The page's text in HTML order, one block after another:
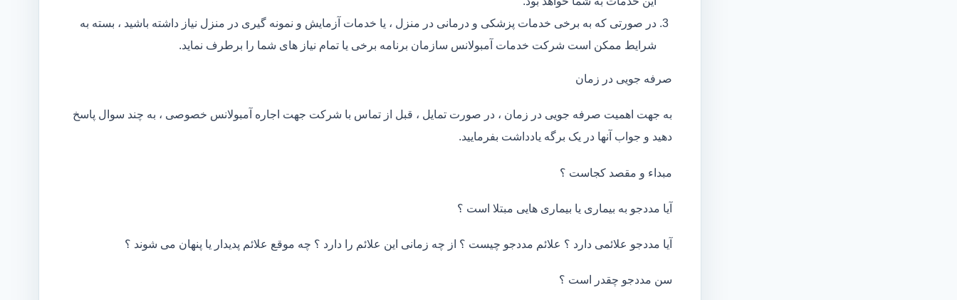
در صورتی که به برخی خدمات پزشکی و درمانی در منزل ، یا خدمات آزمایش و نمونه گیری در منزل نیاز داشته باشید ، بسته به
شرایط ممکن است شرکت خدمات آمبولانس سازمان برنامه برخی یا تمام نیاز های شما را برطرف نماید.
صرفه جویی در زمان
به جهت اهمیت صرفه جویی در زمان ، در صورت تمایل ، قبل از تماس با شرکت جهت اجاره آمبولانس خصوصی ، به چند سوال پاسخ
دهید و جواب آنها در یک برگه یادداشت بفرمایید.
مبداء و مقصد کجاست ؟
آیا مددجو به بیماری یا بیماری هایی مبتلا است ؟
آیا مددجو علائمی دارد ؟ علائم مددجو چیست ؟ از چه زمانی این علائم را دارد ؟ چه موقع علائم پدیدار یا پنهان می شوند ؟
سن مددجو چقدر است ؟